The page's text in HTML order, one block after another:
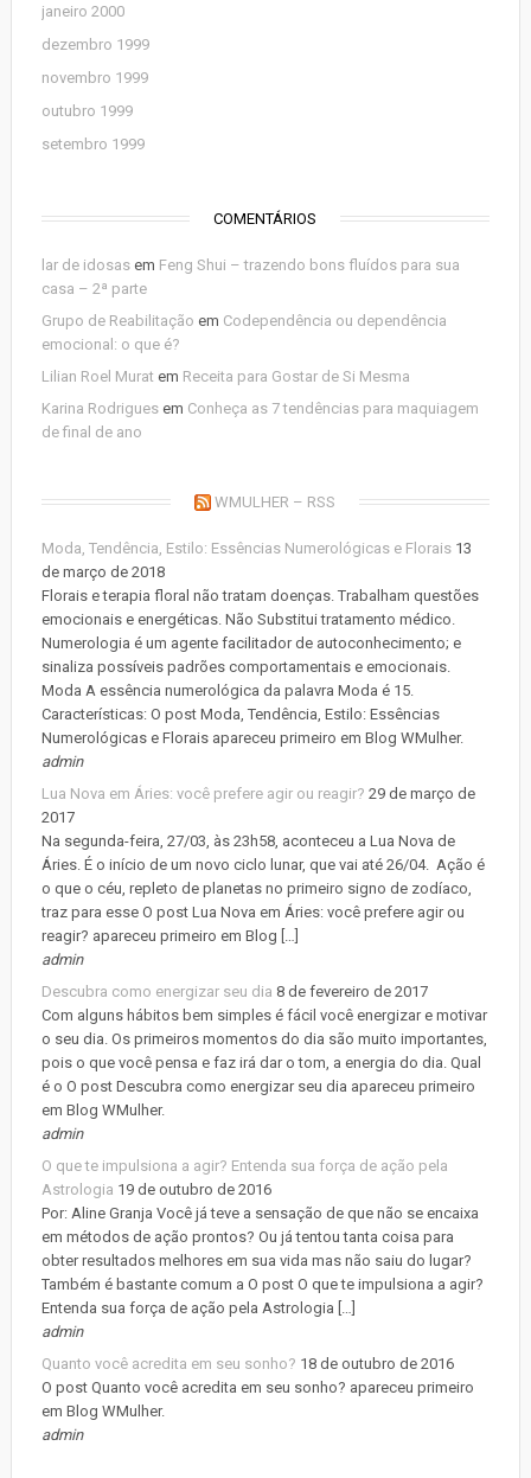
janeiro 2000
dezembro 1999
novembro 1999
outubro 1999
setembro 1999
COMENTÁRIOS
lar de idosasem Feng Shui – trazendo bons fluídos para sua
casa – 2ª parte
Grupo de Reabilitação em Codependência ou dependência
emocional: o que é?
Lilian Roel Murat em Receita para Gostar de Si Mesma
Karina Rodriguesem Conheça as 7 tendências para maquiagem
de final de ano
WMULHER – RSS
Moda, Tendência, Estilo: Essências Numerológicas e Florais 13
de março de 2018
Florais e terapia floral não tratam doenças. Trabalham questões
emocionais e energéticas. Não Substitui tratamento médico.
Numerologia é um agente facilitador de autoconhecimento; e
sinaliza possíveis padrões comportamentais e emocionais.
Moda A essência numerológica da palavra Moda é 15.
Características: O post Moda, Tendência, Estilo: Essências
Numerológicas e Florais apareceu primeiro em Blog WMulher.
admin
Lua Nova em Áries: você prefere agir ou reagir? 29 de março de
2017
Na segunda-feira, 27/03, às 23h58, aconteceu a Lua Nova de
Áries. É o início de um novo ciclo lunar, que vai até 26/04. Ação é
o que o céu, repleto de planetas no primeiro signo de zodíaco,
traz para esse O post Lua Nova em Áries: você prefere agir ou
reagir? apareceu primeiro em Blog […]
admin
Descubra como energizar seu dia 8 de fevereiro de 2017
Com alguns hábitos bem simples é fácil você energizar e motivar
o seu dia. Os primeiros momentos do dia são muito importantes,
pois o que você pensa e faz irá dar o tom, a energia do dia. Qual
é o O post Descubra como energizar seu dia apareceu primeiro
em Blog WMulher.
admin
O que te impulsiona a agir? Entenda sua força de ação pela
Astrologia 19 de outubro de 2016
Por: Aline Granja Você já teve a sensação de que não se encaixa
em métodos de ação prontos? Ou já tentou tanta coisa para
obter resultados melhores em sua vida mas não saiu do lugar?
Também é bastante comum a O post O que te impulsiona a agir?
Entenda sua força de ação pela Astrologia […]
admin
Quanto você acredita em seu sonho? 18 de outubro de 2016
O post Quanto você acredita em seu sonho? apareceu primeiro
em Blog WMulher.
admin